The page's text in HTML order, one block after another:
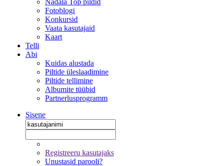
Nädala Top pildid
Fotoblogi
Konkursid
Vaata kasutajaid
Kaart
Telli
Abi
Kuidas alustada
Piltide üleslaadimine
Piltide tellimine
Albumite tüübid
Partnerlusprogramm
Sisene
Registreeru kasutajaks
Unustasid parooli?